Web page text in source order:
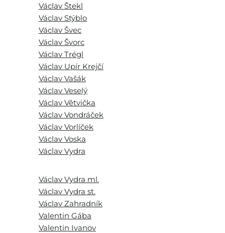
Václav Štekl
Václav Stýblo
Václav Švec
Václav Švorc
Václav Trégl
Václav Upír Krejčí
Václav Vašák
Václav Veselý
Václav Větvička
Václav Vondráček
Václav Vorlíček
Václav Voska
Václav Vydra
Václav Vydra ml.
Václav Vydra st.
Václav Zahradník
Valentin Gába
Valentin Ivanov